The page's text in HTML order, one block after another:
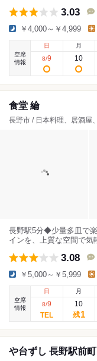
3.03
￥4,000～￥4,999
空席
情報
日
8/9
月
10
食堂 綸
長野市 / 日本料理、居酒屋、
長野駅5分◆少量多皿で
インを、上質な空間で気
3.08
￥5,000～￥5,999
空席
情報
日
8/9
月
10
残1
や台ずし 長野駅前町